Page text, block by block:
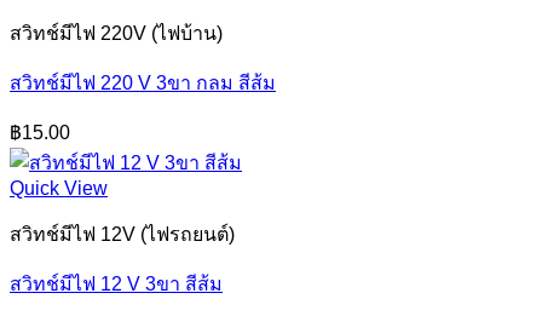
สวิทช์มีไฟ 220V (ไฟบ้าน)
สวิทช์มีไฟ 220 V 3ขา กลม สีส้ม
฿15.00
Quick View
สวิทช์มีไฟ 12V (ไฟรถยนต์)
สวิทช์มีไฟ 12 V 3ขา สีส้ม